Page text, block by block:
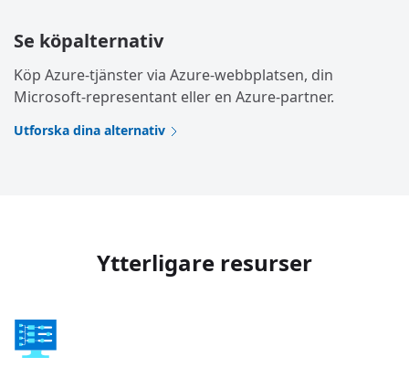
Se köpalternativ
Köp Azure-tjänster via Azure-webbplatsen, din
Microsoft-representant eller en Azure-partner.
Utforska dina alternativ
Ytterligare resurser